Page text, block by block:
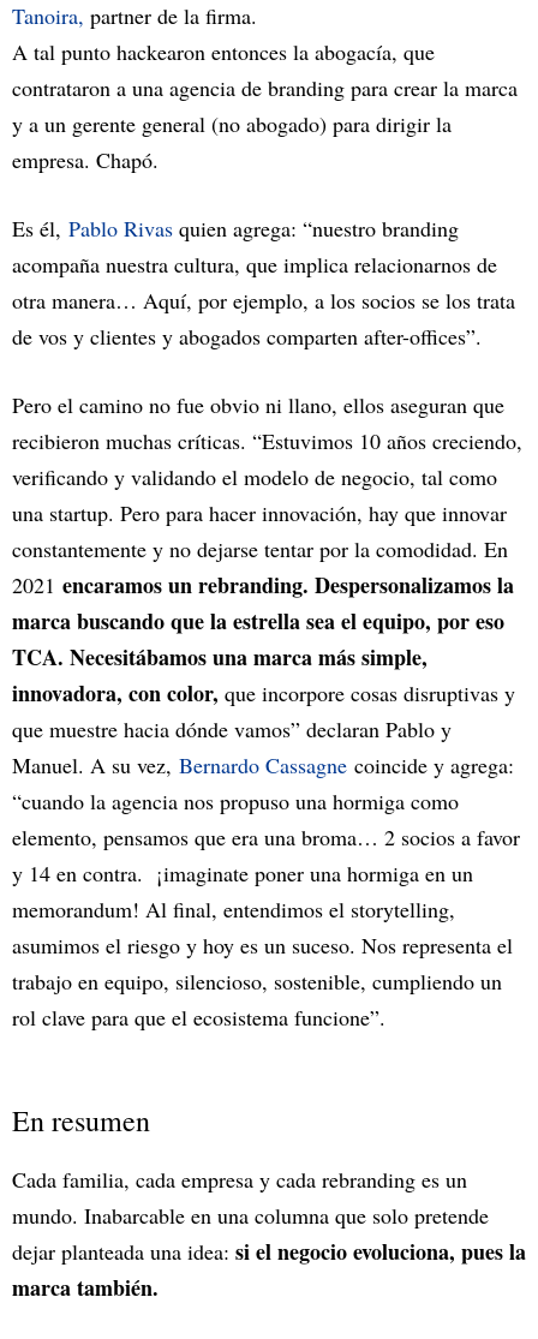
Tanoira, partner de la firma.
A tal punto hackearon entonces la abogacía, que
contrataron a una agencia de branding para crear la marca
y a un gerente general (no abogado) para dirigir la
empresa. Chapó.
Es él, Pablo Rivas quien agrega: “nuestro branding
acompaña nuestra cultura, que implica relacionarnos de
otra manera… Aquí, por ejemplo, a los socios se los trata
de vos y clientes y abogados comparten after-offices”.
Pero el camino no fue obvio ni llano, ellos aseguran que
recibieron muchas críticas. “Estuvimos 10 años creciendo,
verificando y validando el modelo de negocio, tal como
una startup. Pero para hacer innovación, hay que innovar
constantemente y no dejarse tentar por la comodidad. En
2021 encaramos un rebranding. Despersonalizamos la
marca buscando que la estrella sea el equipo, por eso
TCA. Necesitábamos una marca más simple,
innovadora, con color, que incorpore cosas disruptivas y
que muestre hacia dónde vamos” declaran Pablo y
Manuel. A su vez, Bernardo Cassagne coincide y agrega:
“cuando la agencia nos propuso una hormiga como
elemento, pensamos que era una broma… 2 socios a favor
y 14 en contra. ¡imaginate poner una hormiga en un
memorandum! Al final, entendimos el storytelling,
asumimos el riesgo y hoy es un suceso. Nos representa el
trabajo en equipo, silencioso, sostenible, cumpliendo un
rol clave para que el ecosistema funcione”.
En resumen
Cada familia, cada empresa y cada rebranding es un
mundo. Inabarcable en una columna que solo pretende
dejar planteada una idea: si el negocio evoluciona, pues la
marca también.